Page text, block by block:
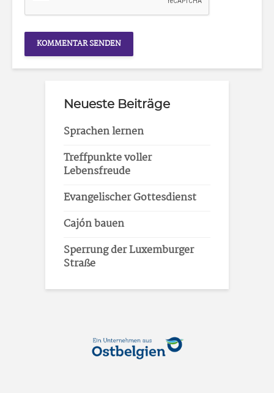
Neueste Beiträge
Sprachen lernen
Treffpunkte voller
Lebensfreude
Evangelischer Gottesdienst
Cajón bauen
Sperrung der Luxemburger
Straße